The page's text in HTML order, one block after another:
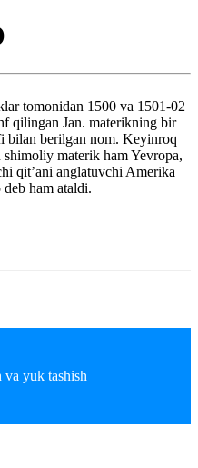
tomonidan 1500 va 1501-02
qilingan Jan. materikning bir
bilan berilgan nom. Keyinroq
materik ham Yevropa,
qit’ani anglatuvchi Amerika
ham ataldi.
yuk tashish